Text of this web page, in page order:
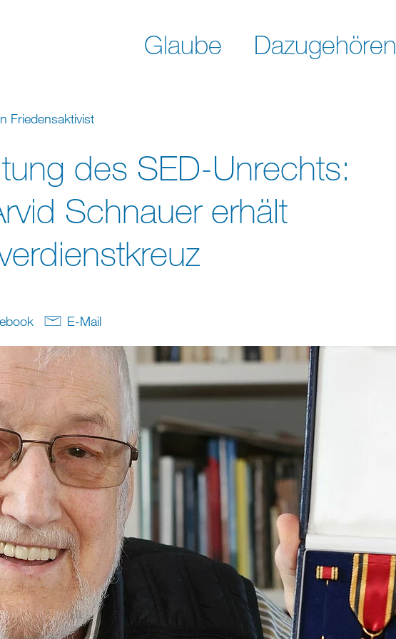
Glaube Dazugehören
Friedensaktivist
des SED-Unrechts:
Schnauer erhält
E-Mail